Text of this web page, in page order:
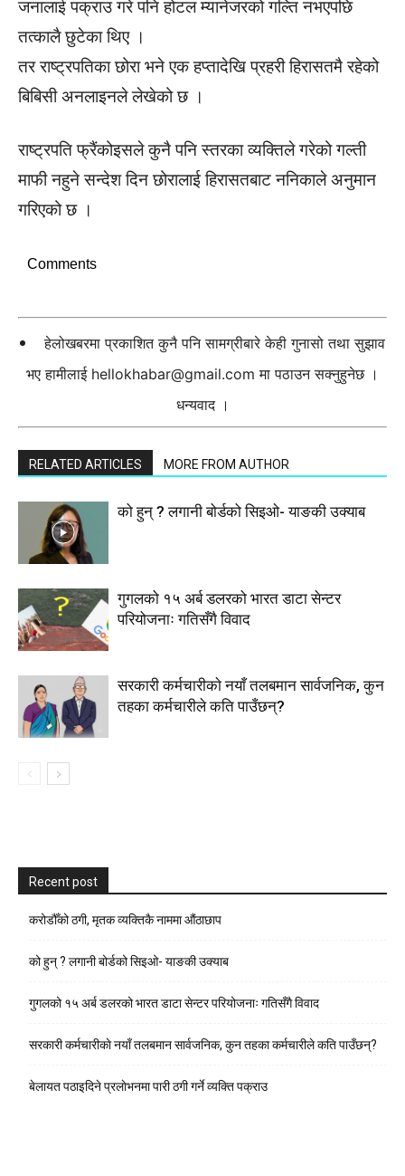
जनालाई पक्राउ गरे पनि होटल म्यानेजरको गल्ति नभएपछि
तत्कालै छुटेका थिए ।
तर राष्ट्रपतिका छोरा भने एक हप्तादेखि प्रहरी हिरासतमै रहेको
बिबिसी अनलाइनले लेखेको छ ।
राष्ट्रपति फ्रैंकोइसले कुनै पनि स्तरका व्यक्तिले गरेको गल्ती
माफी नहुने सन्देश दिन छोरालाई हिरासतबाट ननिकाले अनुमान
गरिएको छ ।
Comments
हेलोखबरमा प्रकाशित कुनै पनि सामग्रीबारे केही गुनासो तथा सुझाव
भए हामीलाई hellokhabar@gmail.com मा पठाउन सक्नुहुनेछ ।
धन्यवाद ।
RELATED ARTICLES MORE FROM AUTHOR
को हुन् ? लगानी बोर्डको सिइओ- याङकी उक्याब
गुगलको १५ अर्ब डलरको भारत डाटा सेन्टर
परियोजनाः गतिसँगै विवाद
सरकारी कर्मचारीकाे नयाँ तलबमान सार्वजनिक, कुन
तहका कर्मचारीले कति पाउँछन्?
Recent post
करोडौँको ठगी, मृतक व्यक्तिकै नाममा औंठाछाप
को हुन् ? लगानी बोर्डको सिइओ- याङकी उक्याब
गुगलको १५ अर्ब डलरको भारत डाटा सेन्टर परियोजनाः गतिसँगै विवाद
सरकारी कर्मचारीकाे नयाँ तलबमान सार्वजनिक, कुन तहका कर्मचारीले कति पाउँछन्?
बेलायत पठाइदिने प्रलाेभनमा पारी ठगी गर्ने व्यक्ति पक्राउ